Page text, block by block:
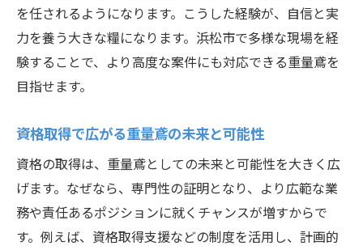
を任されるようになります。こうした経験が、自信と実
力を養う大きな糧になります。浜松市で多様な現場を経
験することで、より高度な案件にも対応できる重量鳶を
目指せます。
資格取得で広がる重量鳶の未来と可能性
資格の取得は、重量鳶としての未来と可能性を大きく広
げます。なぜなら、専門性の証明となり、より広範な業
務や責任あるポジションに就くチャンスが増すからで
す。例えば、資格取得支援などの制度を活用し、計画的